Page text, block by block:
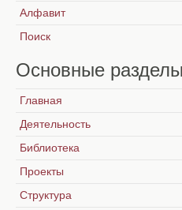
Алфавит
Поиск
Основные разделы
Главная
Деятельность
Библиотека
Проекты
Структура